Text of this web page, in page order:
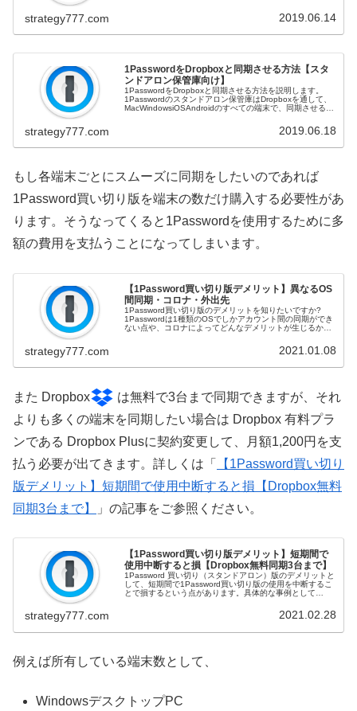
strategy777.com 2019.06.14
1PasswordをDropboxと同期させる方法【スタ
ンドアロン保管庫向け】
1PasswordをDropboxと同期させる方法を説明します。
1Passwordのスタンドアロン保管庫はDropboxを通して、
MacWindowsiOSAndroidのすべての端末で、同期させるこ
strategy777.com 2019.06.18
もし各端末ごとにスムーズに同期をしたいのであれば
1Password買い切り版を端末の数だけ購入する必要性があ
ります。そうなってくると1Passwordを使用するために多
額の費用を支払うことになってしまいます。
【1Password買い切り版デメリット】異なるOS
間同期・コロナ・外出先
1Password買い切り版のデメリットを知りたいですか?
1Passwordは1種類のOSでしかアカウント間の同期ができ
ない点や、コロナによってどんなデメリットが生じるかを
strategy777.com 2021.01.08
また Dropbox
は無料で3台まで同期できますが、それ
よりも多くの端末を同期したい場合は Dropbox 有料プラ
ンである Dropbox Plusに契約変更して、月額1,200円を支
払う必要が出てきます。詳しくは「
【1Password買い切り
版デメリット】短期間で使用中断すると損【Dropbox無料
同期3台まで】
」の記事をご参照ください。
【1Password買い切り版デメリット】短期間で
使用中断すると損【Dropbox無料同期3台まで】
1Password 買い切り（スタンドアロン）版のデメリットと
して、短期間で1Password買い切り版の使用を中断するこ
とで損するという点があります。具体的な事例として
strategy777.com 2021.02.28
例えば所有している端末数として、
WindowsデスクトップPC